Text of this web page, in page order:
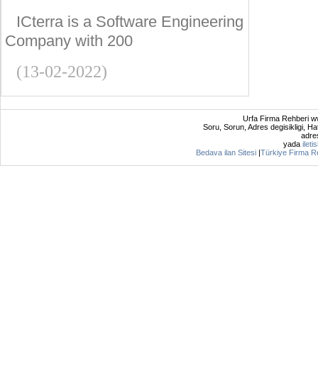
ICterra is a Software Engineering
Company with 200
(13-02-2022)
Urfa Firma Rehberi
Soru, Sorun, Adres degisikligi,
yada
Bedava ilan Sitesi |Türkiye Firma